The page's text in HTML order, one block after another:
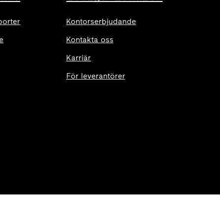
Kontorserbjudande
Kontakta oss
Karriär
För leverantörer